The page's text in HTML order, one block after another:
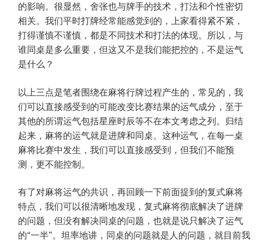
的影响。很显然，舍张也与牌手的技术，打法和个性密切
相关。我们平时打牌经常能感觉到的，上家看得紧不紧，
打得谨慎不谨慎，都是不同技术和打法的体现。所以，与
谁同桌是多么重要，但这又不是我们能把控的，不是运气
是什么？
以上三点是笔者围绕在麻将行牌过程产生的，常见的，我
们可以直接感受到的可能改变比赛结果的运气成分，至于
其他的所谓运气包括星座时辰等不在本文考虑之列。归结
起来，麻将的运气就是进牌和同桌。这种运气，在每一桌
麻将比赛中发生，我们可以直接感受到，但我们不能预
测，更不能控制。
有了对麻将运气的共识，再回顾一下前面提到的复式麻将
特点，我们可以很清晰地发现，复式麻将彻底解决了进牌
的问题，但没有解决同桌的问题，也就是说只解决了运气
的“一半”。坦率地讲，同桌的问题就是人的问题，就目前我